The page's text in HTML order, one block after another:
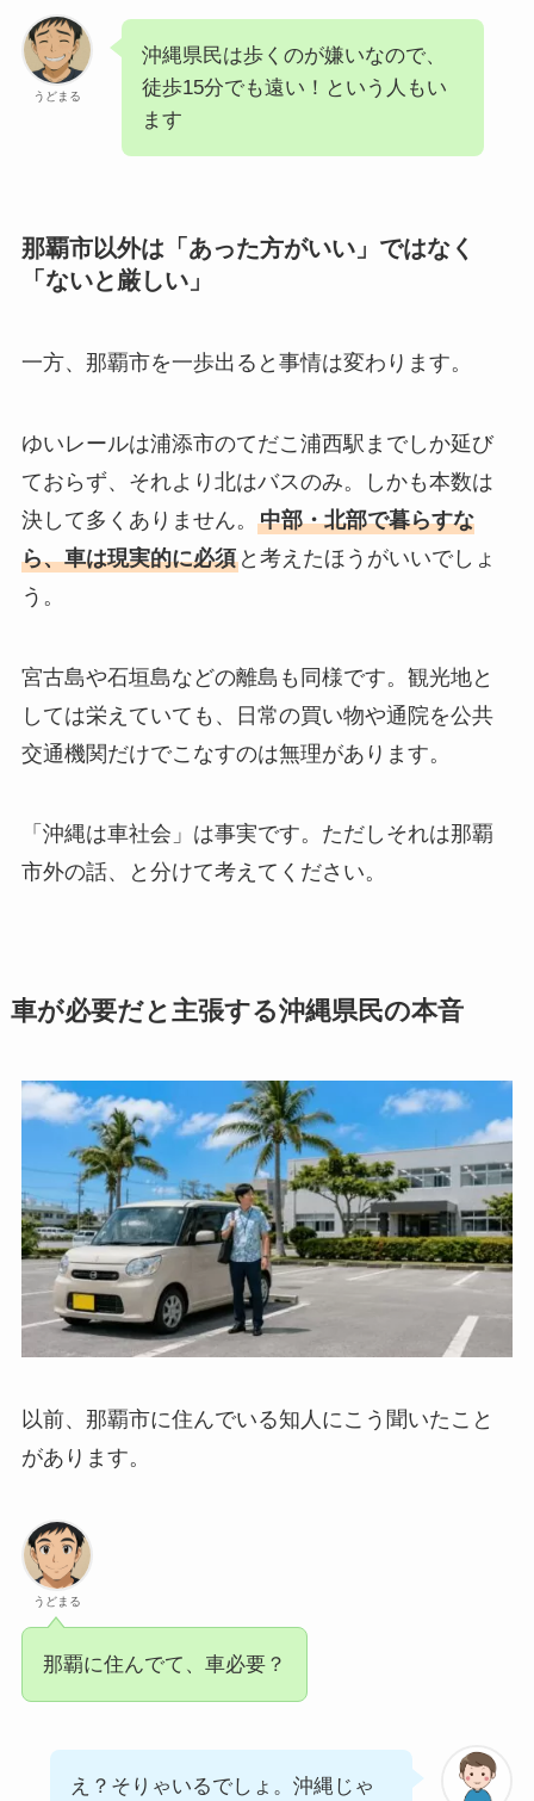
うどまる
沖縄県民は歩くのが嫌いなので、
徒歩15分でも遠い！という人もい
ます
那覇市以外は「あった方がいい」ではなく
「ないと厳しい」
一方、那覇市を一歩出ると事情は変わります。
ゆいレールは浦添市のてだこ浦西駅までしか延び
ておらず、それより北はバスのみ。しかも本数は
決して多くありません。 中部・北部で暮らすな
ら、車は現実的に必須と考えたほうがいいでしょ
う。
宮古島や石垣島などの離島も同様です。観光地と
しては栄えていても、日常の買い物や通院を公共
交通機関だけでこなすのは無理があります。
「沖縄は車社会」は事実です。ただしそれは那覇
市外の話、と分けて考えてください。
車が必要だと主張する沖縄県民の本音
以前、那覇市に住んでいる知人にこう聞いたこと
があります。
うどまる
那覇に住んでて、車必要？
え？そりゃいるでしょ。沖縄じゃ